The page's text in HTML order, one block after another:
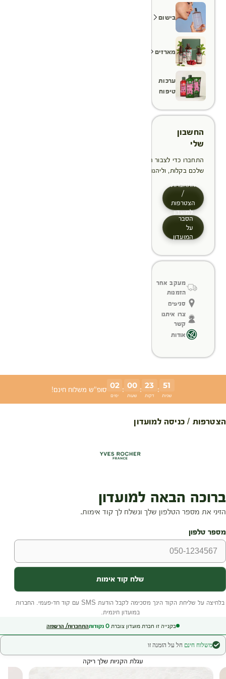
בישום
מארזים
ערכות
טיפוח
החשבון
שלי
התחברו כדי לצבור הטבות, לנהל ולעקוב אחר ההזמנות
שלכם בקלות, וליהנות מתהליך תשלום מהיר יותר
התחברות
/
הצטרפות
למועדון
הסבר
על
המועדון
מעקב אחר
הזמנות
סניפים
צרו איתנו
קשר
אודות
02
ימים
: 00
שעות
: 23
דקות
: 51
שניות
סופ"ש משלוח חינם!
הצטרפות / כניסה למועדון
בקנייה זו חברת מועדון צוברת 0 נקודותהתחברות/ הרשמה
משלוח חינם חל על הזמנה זו
עגלת הקניות שלך ריקה